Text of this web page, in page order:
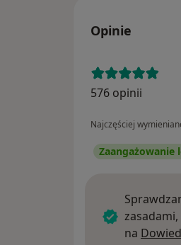
Opinie
576 opinii
Najczęściej
Zaangażowanie
na